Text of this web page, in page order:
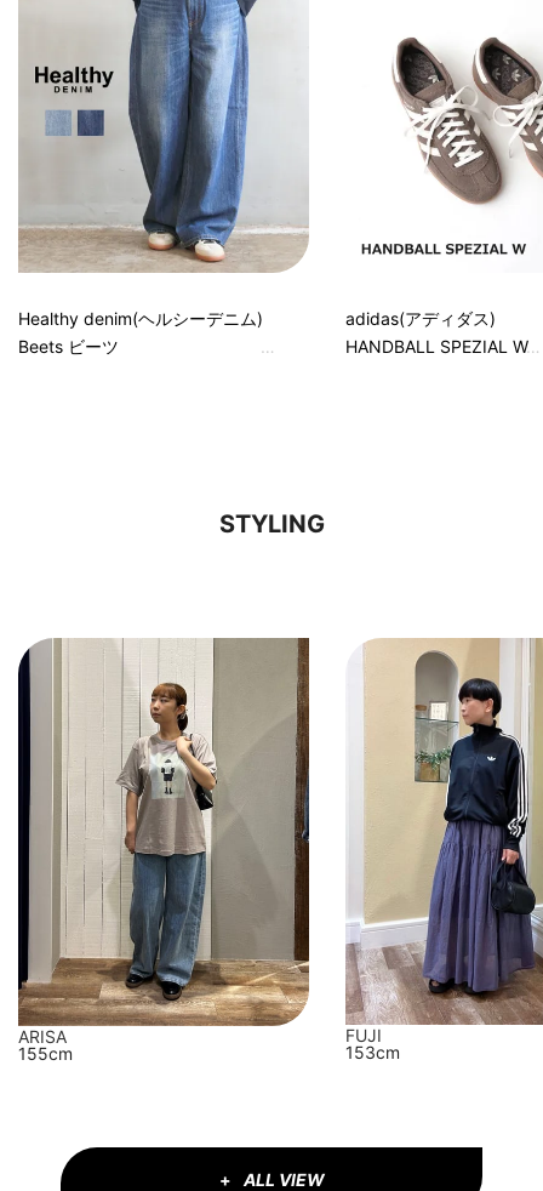
Healthy denim(ヘルシーデニム)
Beets ビーツ
adidas(アディダス)
HANDBALL SPEZIAL W
STYLING
ARISA
155cm
FUJI
153cm
ALL VIEW